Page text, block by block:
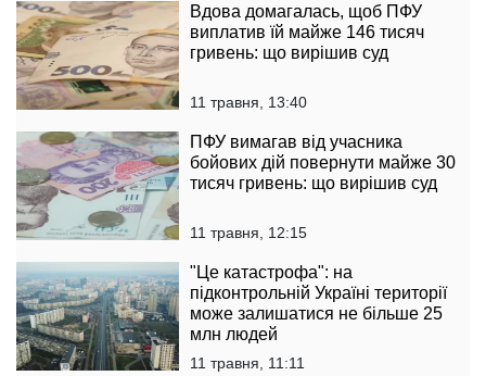
Вдова домагалась, щоб ПФУ
виплатив їй майже 146 тисяч
гривень: що вирішив суд
11 травня, 13:40
ПФУ вимагав від учасника
бойових дій повернути майже 30
тисяч гривень: що вирішив суд
11 травня, 12:15
"Це катастрофа": на
підконтрольній Україні території
може залишатися не більше 25
млн людей
11 травня, 11:11